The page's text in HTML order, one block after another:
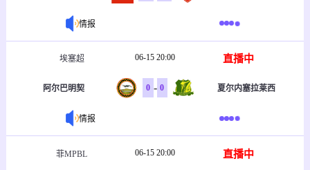
情报
埃塞超 06-15 20:00 直播中
阿尔巴明契 0 - 0 夏尔内塞拉莱西
情报
菲MPBL 06-15 20:00 直播中